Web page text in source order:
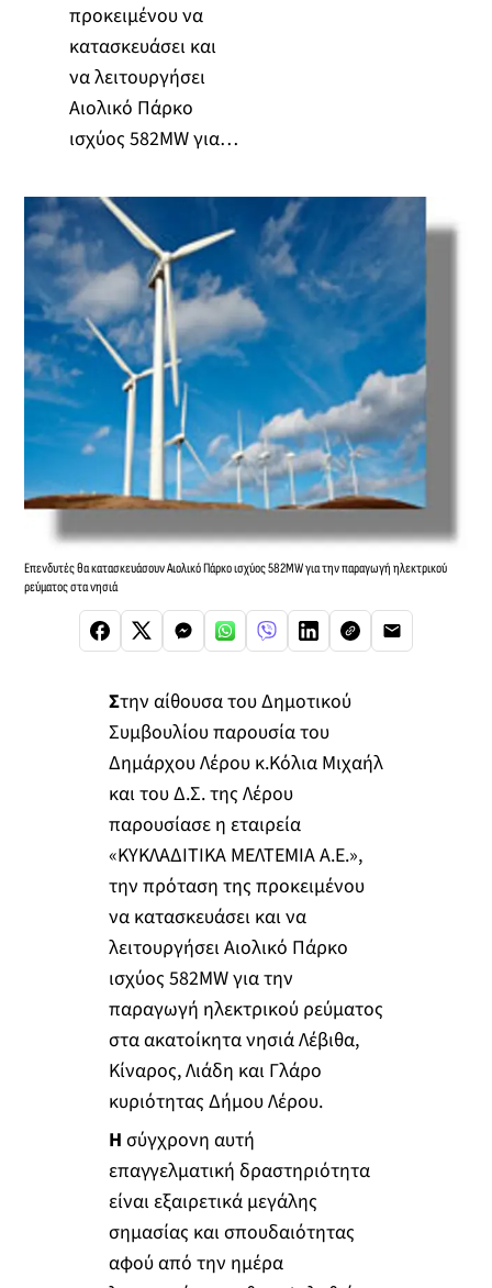
προκειμένου να
κατασκευάσει και
να λειτουργήσει
Αιολικό Πάρκο
ισχύος 582MW για…
Επενδυτές θα κατασκευάσουν Αιολικό Πάρκο ισχύος 582MW για την παραγωγή ηλεκτρικού
ρεύματος στα νησιά
Στην αίθουσα του Δημοτικού
Συμβουλίου παρουσία του
Δημάρχου Λέρου κ.Κόλια Μιχαήλ
και του Δ.Σ. της Λέρου
παρουσίασε η εταιρεία
«ΚΥΚΛΑΔΙΤΙΚΑ ΜΕΛΤΕΜΙΑ Α.Ε.»,
την πρόταση της προκειμένου
να κατασκευάσει και να
λειτουργήσει Αιολικό Πάρκο
ισχύος 582MW για την
παραγωγή ηλεκτρικού ρεύματος
στα ακατοίκητα νησιά Λέβιθα,
Κίναρος, Λιάδη και Γλάρο
κυριότητας Δήμου Λέρου.
Η σύγχρονη αυτή
επαγγελματική δραστηριότητα
είναι εξαιρετικά μεγάλης
σημασίας και σπουδαιότητας
αφού από την ημέρα